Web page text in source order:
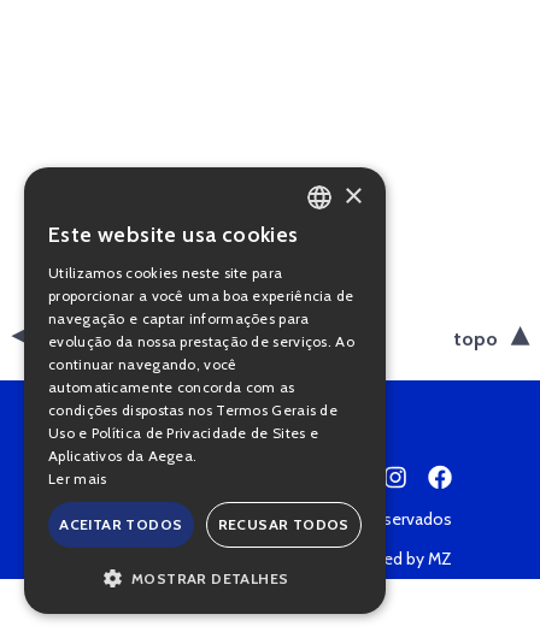
voltar topo
Copyright © 2022 • Todos os direitos reservados
Powered by MZ
PORTUGUESE
×
Este website usa cookies
Utilizamos cookies neste site para
proporcionar a você uma boa experiência de
navegação e captar informações para
evolução da nossa prestação de serviços. Ao
continuar navegando, você
automaticamente concorda com as
condições dispostas nos Termos Gerais de
Uso e Política de Privacidade de Sites e
Aplicativos da Aegea.
Ler mais
ACEITAR TODOS RECUSAR TODOS
MOSTRAR DETALHES